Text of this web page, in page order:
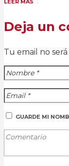
Deja un
Tu email no
GUARDE MI